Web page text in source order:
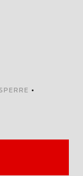
•